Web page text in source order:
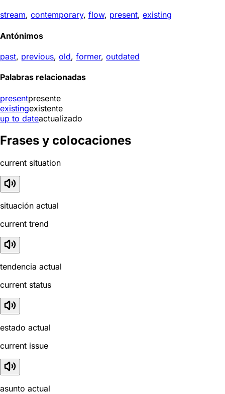
stream, contemporary, flow, present, existing
Antónimos
past, previous, old, former, outdated
Palabras relacionadas
presentpresente
existingexistente
up to dateactualizado
Frases y colocaciones
current situation
situación actual
current trend
tendencia actual
current status
estado actual
current issue
asunto actual